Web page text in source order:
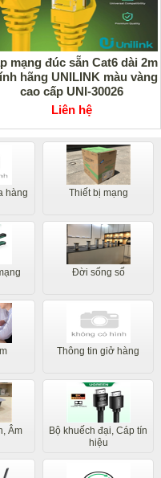
mạng đúc sẵn Cat6 dài 2m
hãng UNILINK màu vàng
cao cấp UNI-30026
Liên hệ
hàng Thiết bị mạng
Đời sống số
Thông tin giở hàng
Âm
Bộ khuếch đại, Cáp tín
hiệu